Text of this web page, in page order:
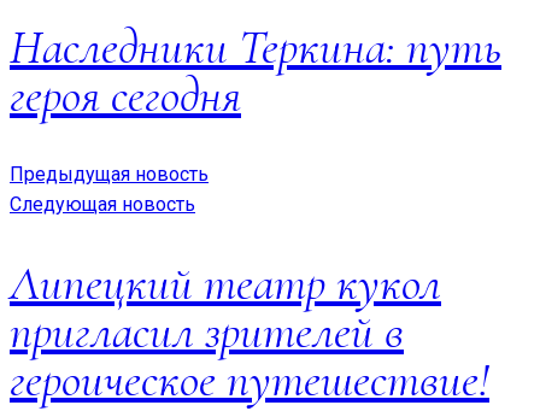
Наследники Теркина: путь
героя сегодня
Предыдущая новость
Следующая новость
Липецкий театр кукол
пригласил зрителей в
героическое путешествие!